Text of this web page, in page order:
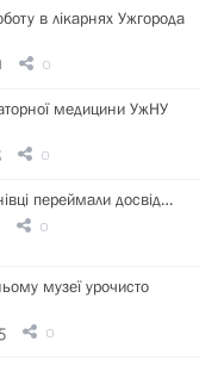
в лікарнях Ужгорода
0
медицини УжНУ
0
переймали досвід…
0
музеї урочисто
0